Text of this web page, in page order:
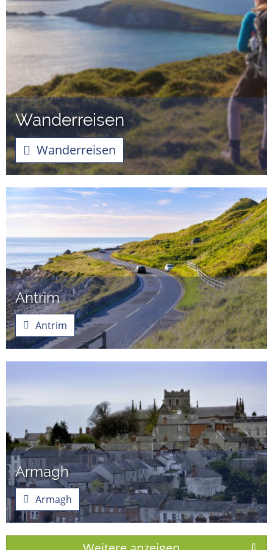
Wanderreisen
Wanderreisen
Antrim
Antrim
Armagh
Armagh